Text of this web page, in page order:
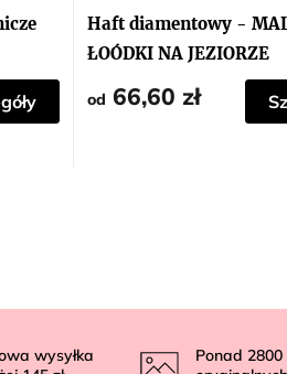
Haft diamentowy -
ŁOÓDKI NA JEZIORZE
od 66,60 zł
wysyłka
Ponad 2800